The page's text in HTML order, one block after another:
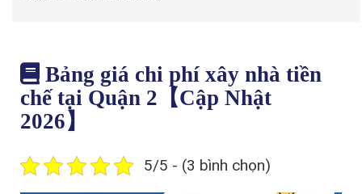
Bảng giá chi phí xây nhà tiền
chế tại Quận 2【Cập Nhật
2026】
5/5 - (3 bình chọn)